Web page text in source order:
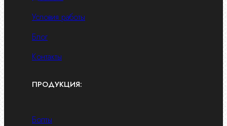
Условия работы
Блог
Контакты
ПРОДУКЦИЯ:
Болты